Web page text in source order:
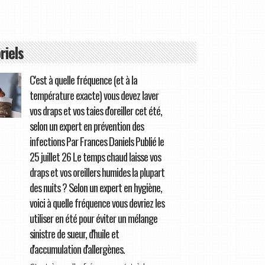
C'est à quelle fréquence (et à la
température exacte) vous devez laver
vos draps et vos taies d'oreiller cet été,
selon un expert en prévention des
infections Par Frances Daniels Publié le
25 juillet 26 Le temps chaud laisse vos
draps et vos oreillers humides la plupart
des nuits ? Selon un expert en hygiène,
voici à quelle fréquence vous devriez les
utiliser en été pour éviter un mélange
sinistre de sueur, d'huile et
d'accumulation d'allergènes.